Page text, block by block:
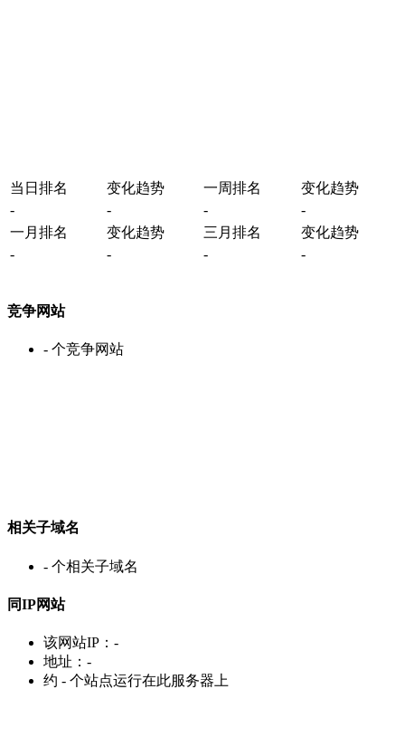
当日排名 变化趋势 一周排名
变化趋势
-
- -
-
一月排名
变化趋势 三月排名
变化趋势
-
- - -
竞争网站
- 个竞争网站
相关子域名
- 个相关子域名
同IP网站
该网站IP： -
地址： -
约 - 个站点运行在此服务器上